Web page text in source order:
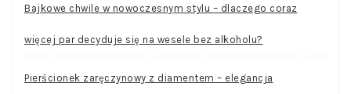
Bajkowe chwile w nowoczesnym stylu – dlaczego coraz
więcej par decyduje się na wesele bez alkoholu?
Pierścionek zaręczynowy z diamentem – elegancja